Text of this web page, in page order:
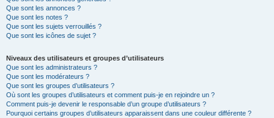
Que sont les annonces ?
Que sont les notes ?
Que sont les sujets verrouillés ?
Que sont les icônes de sujet ?
Niveaux des utilisateurs et groupes d’utilisateurs
Que sont les administrateurs ?
Que sont les modérateurs ?
Que sont les groupes d’utilisateurs ?
Où sont les groupes d’utilisateurs et comment puis-je en rejoindre un ?
Comment puis-je devenir le responsable d’un groupe d’utilisateurs ?
Pourquoi certains groupes d’utilisateurs apparaissent dans une couleur différente ?